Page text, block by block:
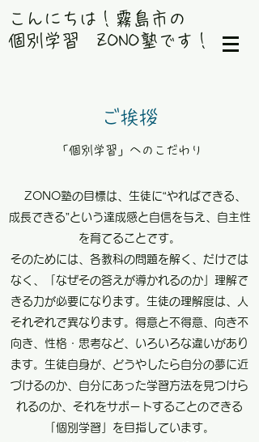
​こんにちは！霧島市の
個別学習 ZONO塾です！
ご挨拶
「個別学習」へのこだわり
ZONO塾の目標は、生徒に“やればできる、
成長できる”という達成感と自信を与え、自主性
を育てることです。
そのためには、各教科の問題を解く、だけでは
なく、「なぜその答えが導かれるのか」理解で
きる力が必要になります。 生徒の理解度は、人
それぞれで異なります。得意と不得意、向き不
向き、性格・思考など、いろいろな違いがあり
ます。生徒自身が、どうやしたら自分の夢に近
づけるのか、自分にあった学習方法を見つけら
れるのか、それをサポートすることのできる
「個別学習」を目指しています。